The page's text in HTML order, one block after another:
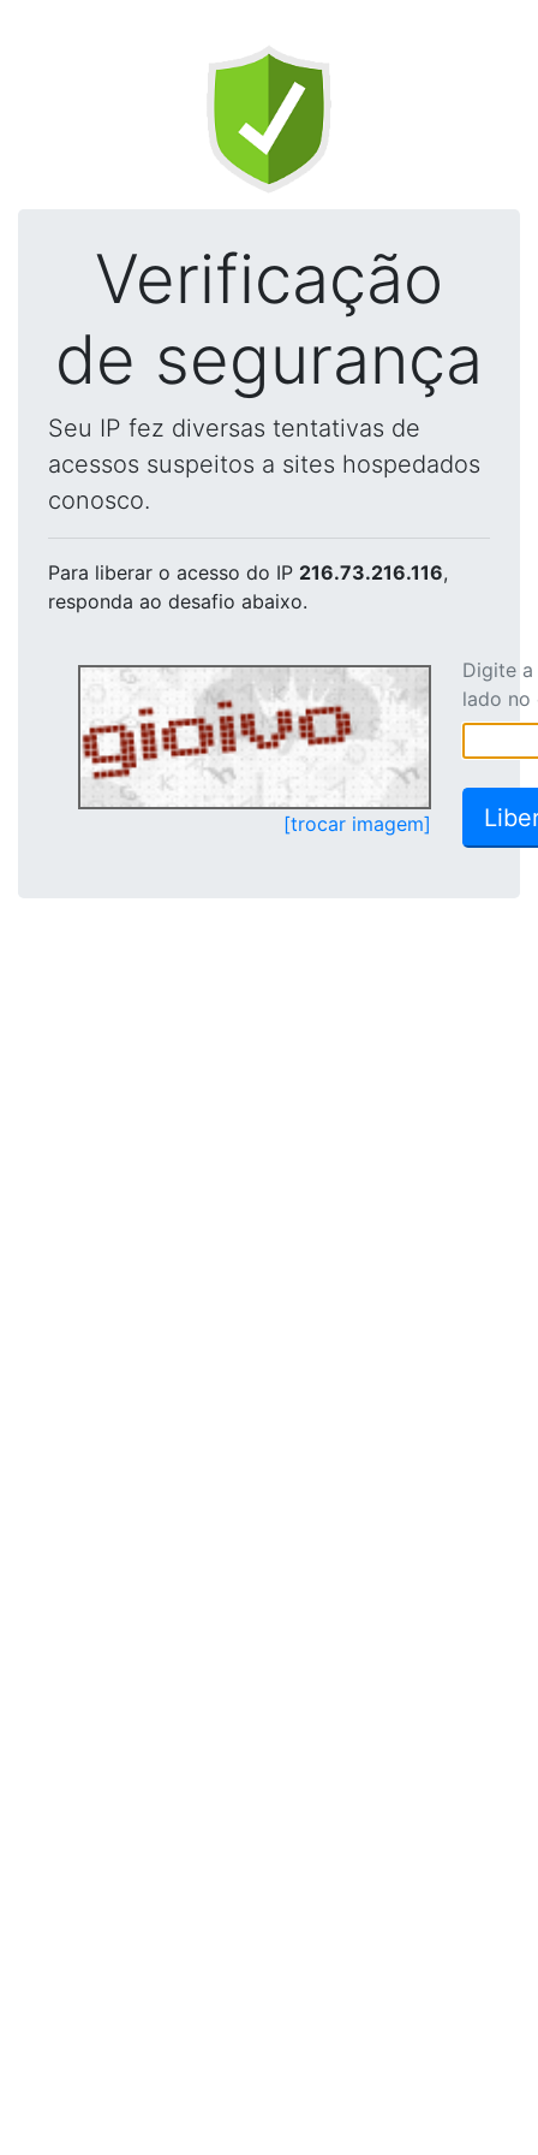
Verificação
de segurança
Seu IP fez diversas tentativas de
acessos suspeitos a sites hospedados
conosco.
Para liberar o acesso do IP 216.73.216.116,
responda ao desafio abaixo.
[trocar imagem]
Digite
lado no